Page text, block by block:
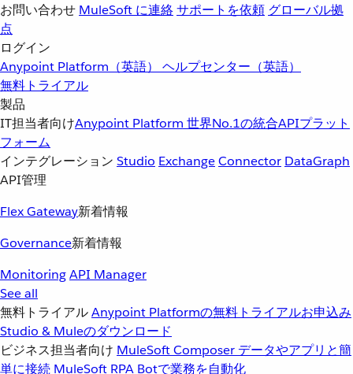
お問い合わせ MuleSoft に連絡サポートを依頼 グローバル拠
点
ログイン
Anypoint Platform（英語） ヘルプセンター（英語）
無料トライアル
製品
IT担当者向けAnypoint Platform 世界No.1の統合APIプラット
フォーム
インテグレーション Studio ExchangeConnector DataGraph
API管理
Flex Gateway新着情報
Governance新着情報
MonitoringAPI Manager
See all
無料トライアルAnypoint Platformの無料トライアルお申込み
Studio & Muleのダウンロード
ビジネス担当者向け MuleSoft Composer データやアプリと簡
単に接続 MuleSoft RPA Botで業務を自動化